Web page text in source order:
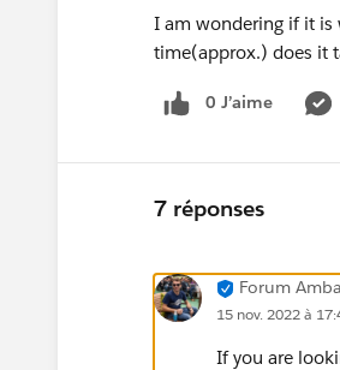
I am wondering if it is
time(approx.) does it
0 J’aime
7 réponses
Forum
15 nov. 2022 à
If you are